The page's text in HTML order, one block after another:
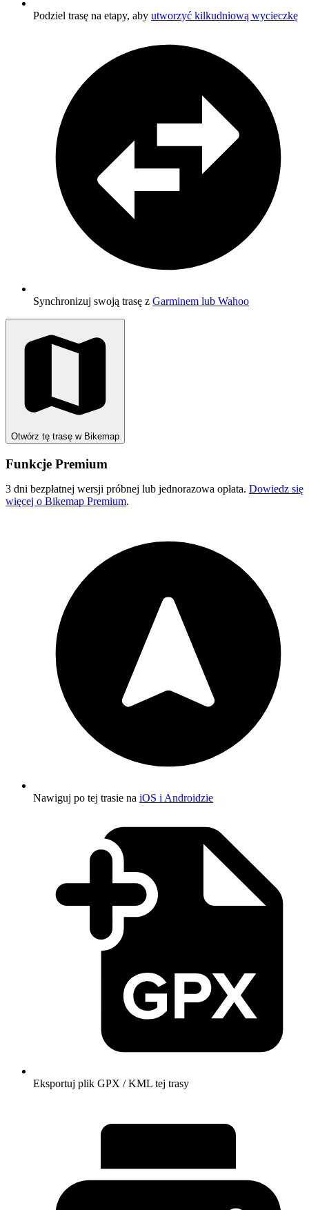
Podziel trasę na etapy, aby utworzyć kilkudniową wycieczkę
Synchronizuj swoją trasę z Garminem lub Wahoo
Otwórz tę trasę w Bikemap
Funkcje Premium
3 dni bezpłatnej wersji próbnej lub jednorazowa opłata. Dowiedz się
więcej o Bikemap Premium.
Nawiguj po tej trasie na iOS i Androidzie
Eksportuj plik GPX / KML tej trasy